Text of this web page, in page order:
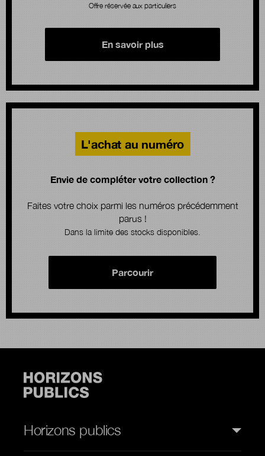
Offre réservée aux particuliers
En savoir plus
L'achat au numéro
Envie de compléter votre collection ?
Faites votre choix parmi les numéros précédemment
parus !
Dans la limite des stocks disponibles.
Parcourir
Horizons publics